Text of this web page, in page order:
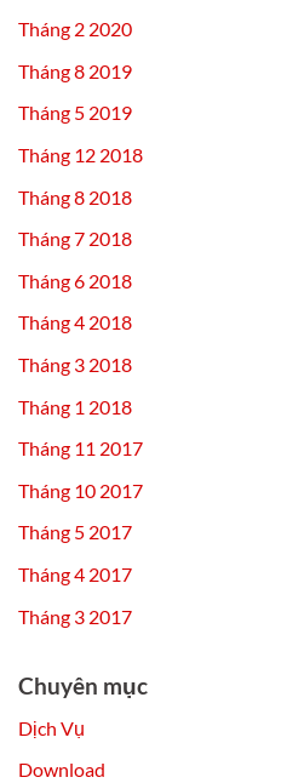
Tháng 2 2020
Tháng 8 2019
Tháng 5 2019
Tháng 12 2018
Tháng 8 2018
Tháng 7 2018
Tháng 6 2018
Tháng 4 2018
Tháng 3 2018
Tháng 1 2018
Tháng 11 2017
Tháng 10 2017
Tháng 5 2017
Tháng 4 2017
Tháng 3 2017
Chuyên mục
Dịch Vụ
Download